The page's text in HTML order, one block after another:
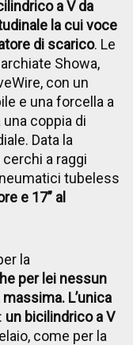
a V da
la cui voce
di scarico. Le
Showa,
con un
e una forcella a
coppia di
Data la
a raggi
tubeless
e 17” al
la
per lei nessun
L’unica
un bicilindrico a V
come per la